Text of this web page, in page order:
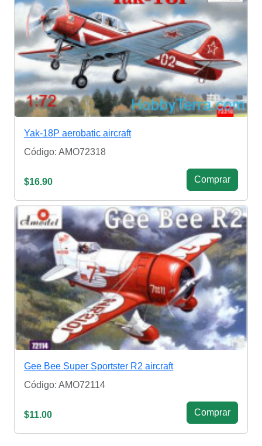
Yak-18P aerobatic aircraft
Código: AMO72318
$16.90 Сomprar
Gee Bee Super Sportster R2 aircraft
Código: AMO72114
$11.00 Сomprar